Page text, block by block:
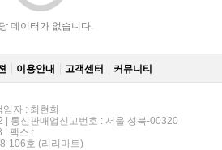
데이터가 없습니다.
이용안내 고객센터 커뮤니티
자 : 최현희
통신판매업신고번호 : 서울 성북-00320
| 팩스 :
106호 (리리마트)